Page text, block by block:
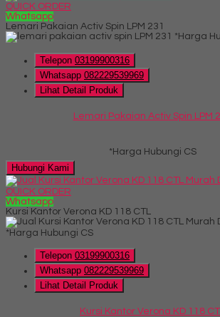
QUICK ORDER
Whatsapp
Lemari Pakaian Activ Spin LPM 231
*Harga
Telepon 03199900316
Whatsapp 082229539969
Lihat Detail Produk
Lemari Pakaian Activ Spin LPM
*Harga Hubungi CS
Hubungi Kami
QUICK ORDER
Whatsapp
Kursi Kantor Verona KD 118 CTL
*Harga Hubungi CS
Telepon 03199900316
Whatsapp 082229539969
Lihat Detail Produk
Kursi Kantor Verona KD 118